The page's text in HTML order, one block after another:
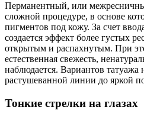
Перманентный, или
сложной процедуре, в основе
пигментов под кожу. За счет
создается эффект более густых
открытым и распахнутым. При
естественная свежесть,
наблюдается. Вариантов татуажа
растушеванной линии до яркой
Тонкие стрелки на глазах